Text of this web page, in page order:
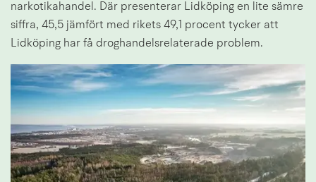
narkotikahandel. Där presenterar Lidköping en lite sämre
siffra, 45,5 jämfört med rikets 49,1 procent tycker att
Lidköping har få droghandelsrelaterade problem.